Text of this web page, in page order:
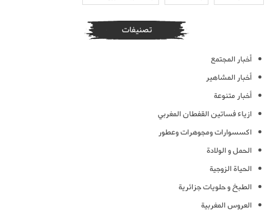
تصنيفات
أخبار المجتمع
أخبار المشاهير
أخبار متنوعة
ازياء فساتين القفطان المغربي
اكسسوارات ومجوهرات وعطور
الحمل و الولادة
الحياة الزوجية
الطبخ و حلويات جزائرية
العروس المغربية